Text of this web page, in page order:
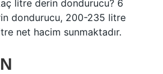
litre derin dondurucu? 6
dondurucu, 200-235 litre
net hacim sunmaktadır.